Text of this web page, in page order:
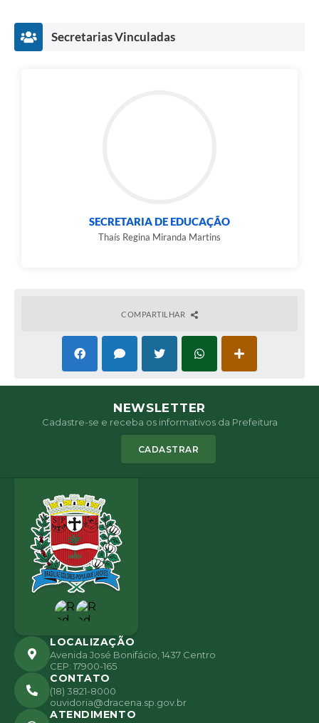
Secretarias Vinculadas
SECRETARIA DE EDUCAÇÃO
Thaís Regina Miranda Martins
COMPARTILHAR
NEWSLETTER
Cadastre-se e receba os informativos da Prefeitura
CADASTRAR
LOCALIZAÇÃO
Avenida José Bonifácio, 1437 Centro
CEP: 17900-165
CONTATO
(18) 3821-8000
ouvidoria@dracena.sp.gov.br
ATENDIMENTO